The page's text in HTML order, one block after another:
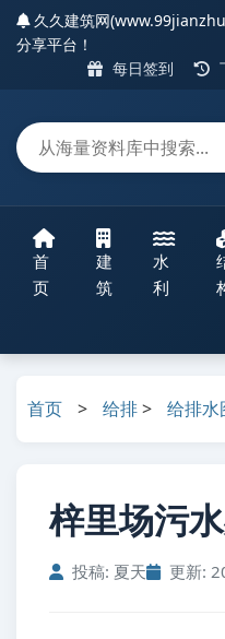
久久建筑网
分享平台！
每日签到
首
页
建
筑
水
利
首页 > 给排> 给排水
梓里场污
投稿: 夏天 更新: